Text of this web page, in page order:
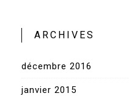
ARCHIVES
décembre 2016
janvier 2015